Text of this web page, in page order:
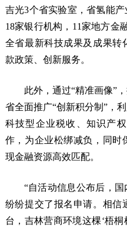
吉光3个省实验室，省氢能
18家银行机构，11家地方金
全省最新科技成果及成果转
款政策、创新服务。
此外，通过“精准画像”
省全面推广“创新积分制”，
科技型企业税收、知识产
作，为企业松绑减负，同时
现金融资源高效匹配。
“自活动信息公布后，国
纷纷提交了报名申请。相信
台，吉林营商环境这棵‘梧桐